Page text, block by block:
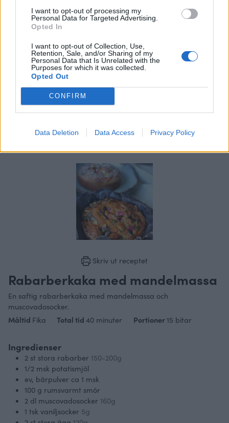
I want to opt-out of processing my
Personal Data for Targeted Advertising.
Opted In
I want to opt-out of Collection, Use,
Retention, Sale, and/or Sharing of my
Personal Data that Is Unrelated with the
Purposes for which it was collected.
Opted Out
CONFIRM
Data Deletion Data Access Privacy Policy
goda rabarberkakor året runt.
Skriv ut receptet
Rabarberkaka med mandelmassa
En saftig rabarberkaka med mandelmassa och
muscovadosocker.
Måltid Fika Total tid40minuter
minuter Portioner15 bitar
Ingredienser
2 st stora rabarber 150-200g
1/2 msk potatismjöl
ev, bärpulver ca 1 msk
100 g rumsvarmt smör
2 dl muscovadosocker 160g
1 tsk vaniljsocker 5g